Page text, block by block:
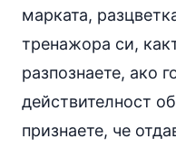
марката,
тренажора си,
разпознаете, ако
действителност
признаете, че